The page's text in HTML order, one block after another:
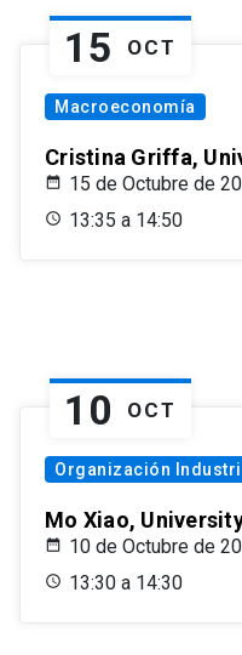
15 OCT
Macroeconomía
Cristina Griffa,
15 de Octubre de
13:35 a 14:50
10 OCT
Organización
Mo Xiao,
10 de Octubre de
13:30 a 14:30